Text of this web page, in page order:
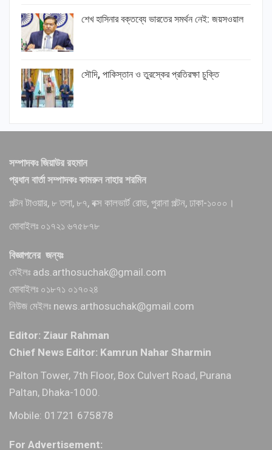
শেখ হাসিনার বক্তব্যে ভারতের সমর্থন নেই: জয়সওয়াল
সৌদি, পাকিস্তান ও তুরস্কের প্রতিরক্ষা চুক্তি
সম্পাদকঃ জিয়াউর রহমান
প্রধান বার্তা সম্পাদকঃ কামরুন নাহার শরমিন
পল্টন টাওয়ার, ৮ তলা, ৮৭, বক্স কালভার্ট রোড, পুরানা পল্টন, ঢাকা-১০০০।
মোবাইলঃ ০১৭২১ ৬৭৫৮৭৮
বিজ্ঞাপনের জন্যঃ
মেইলঃ ads.arthosuchak@gmail.com
মোবাইলঃ ০১৮৭১ ০১৭০২৪
নিউজ মেইলঃ news.arthosuchak@gmail.com
Editor: Ziaur Rahman
Chief News Editor: Kamrun Nahar Sharmin
Palton Tower, 7th Floor, Box Culvert Road, Purana
Paltan, Dhaka-1000.
Mobile: 01721 675878
For Advertisement: